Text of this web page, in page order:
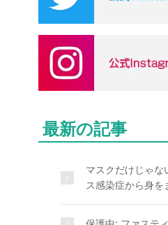
最新の記事
マスクだけじゃ
ス感染症から身